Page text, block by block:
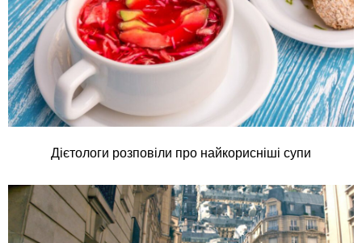
Дієтологи розповіли про найкорисніші супи